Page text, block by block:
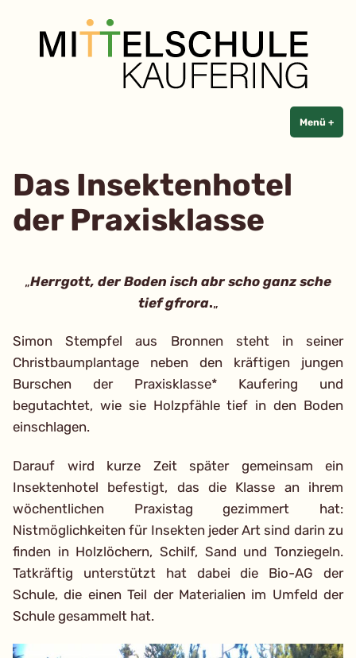
springen
Menü +
Das Insektenhotel
der Praxisklasse
„Herrgott, der Boden isch abr scho ganz sche
tief gfrora.„
Simon Stempfel aus Bronnen steht in seiner
Christbaumplantage neben den kräftigen jungen
Burschen der Praxisklasse* Kaufering und
begutachtet, wie sie Holzpfähle tief in den Boden
einschlagen.
Darauf wird kurze Zeit später gemeinsam ein
Insektenhotel befestigt, das die Klasse an ihrem
wöchentlichen Praxistag gezimmert hat:
Nistmöglichkeiten für Insekten jeder Art sind darin zu
finden in Holzlöchern, Schilf, Sand und Tonziegeln.
Tatkräftig unterstützt hat dabei die Bio-AG der
Schule, die einen Teil der Materialien im Umfeld der
Schule gesammelt hat.